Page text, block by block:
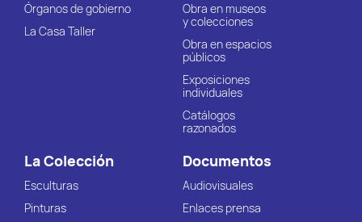
Órganos de gobierno
La Casa Taller
Obra en museos
y colecciones
Obra en espacios
públicos
Exposiciones
individuales
Catálogos
razonados
La Colección
Esculturas
Pinturas
Documentos
Audiovisuales
Enlaces prensa